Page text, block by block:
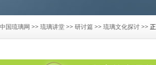
中国琉璃网 >> 琉璃讲堂 >> 研讨篇 >> 琉璃文化探讨 >>